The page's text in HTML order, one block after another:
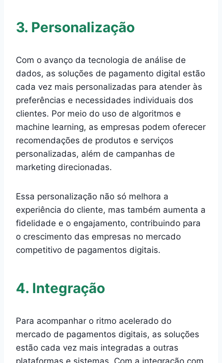
3. Personalização
Com o avanço da tecnologia de análise de
dados, as soluções de pagamento digital estão
cada vez mais personalizadas para atender às
preferências e necessidades individuais dos
clientes. Por meio do uso de algoritmos e
machine learning, as empresas podem oferecer
recomendações de produtos e serviços
personalizadas, além de campanhas de
marketing direcionadas.
Essa personalização não só melhora a
experiência do cliente, mas também aumenta a
fidelidade e o engajamento, contribuindo para
o crescimento das empresas no mercado
competitivo de pagamentos digitais.
4. Integração
Para acompanhar o ritmo acelerado do
mercado de pagamentos digitais, as soluções
estão cada vez mais integradas a outras
plataformas e sistemas. Com a integração com